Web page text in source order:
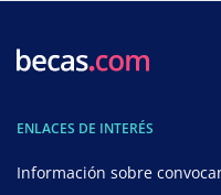
ENLACES DE INTERÉS
Información sobre